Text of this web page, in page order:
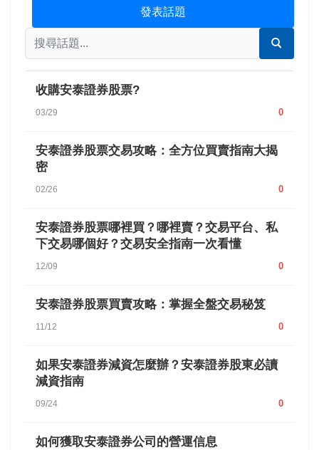
發表話題
收購安泰證券股票?
03/29 0
安泰證券股票交易攻略：全方位買賣指南大揭
密
02/26 0
安泰證券股票哪裡買？哪裡賣？交易平台、私
下交易哪個好？交易安全指南一次看懂
12/09 0
安泰證券股票買賣攻略：掌握全盤交易秘笈
11/12 0
如果安泰證券減資怎麼辦？安泰證券股東必讀
減資指南
09/24 0
如何獲取安泰證券公司的營運信息